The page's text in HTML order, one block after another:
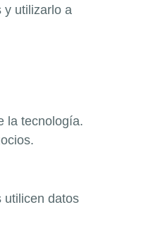
y utilizarlo a
la tecnología.
utilicen datos